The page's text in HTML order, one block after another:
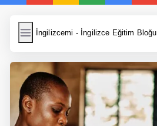
İngilizcemi - İngilizce Eğitim Bloğu
İngilizcemi
Resim Yükle
Wordpress Cache